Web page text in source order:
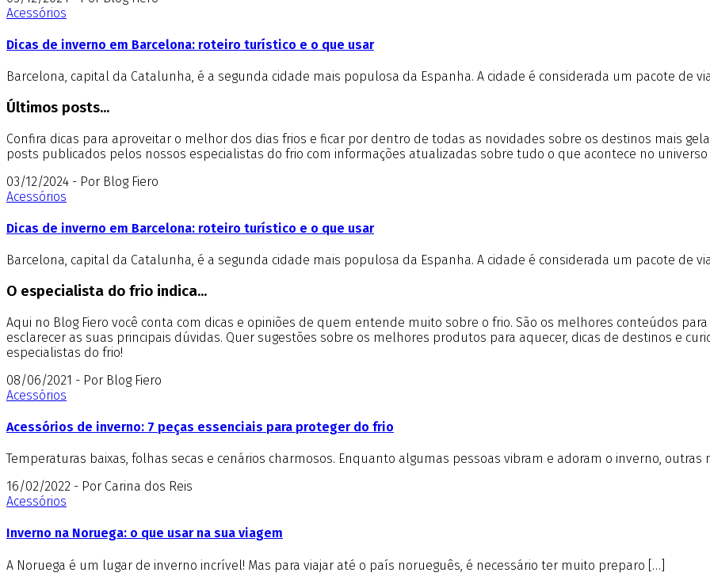
Acessórios
Dicas de inverno em Barcelona: roteiro turístico e o que usar
Barcelona, capital da Catalunha, é a segunda cidade mais populosa da Espanha. A cidade é considerada um pacote de
Últimos posts...
Confira dicas para aproveitar o melhor dos dias frios e ficar por dentro de todas as novidades sobre os destinos mais
posts publicados pelos nossos especialistas do frio com informações atualizadas sobre tudo o que acontece no
03/12/2024 - Por Blog Fiero
Acessórios
Dicas de inverno em Barcelona: roteiro turístico e o que usar
Barcelona, capital da Catalunha, é a segunda cidade mais populosa da Espanha. A cidade é considerada um pacote de
O especialista do frio indica...
Aqui no Blog Fiero você conta com dicas e opiniões de quem entende muito sobre o frio. São os melhores conteúdos
esclarecer as suas principais dúvidas. Quer sugestões sobre os melhores produtos para aquecer, dicas de destinos e
especialistas do frio!
08/06/2021 - Por Blog Fiero
Acessórios
Acessórios de inverno: 7 peças essenciais para proteger do frio
Temperaturas baixas, folhas secas e cenários charmosos. Enquanto algumas pessoas vibram e adoram o inverno, outras
16/02/2022 - Por Carina dos Reis
Acessórios
Inverno na Noruega: o que usar na sua viagem
A Noruega é um lugar de inverno incrível! Mas para viajar até o país norueguês, é necessário ter muito preparo […]